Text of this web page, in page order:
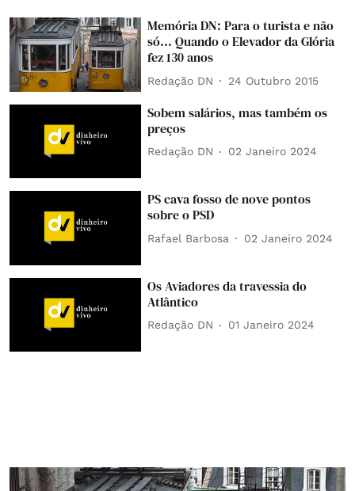
Memória DN: Para o turista e não
só... Quando o Elevador da Glória
fez 130 anos
Redação DN 24 Outubro 2015
Sobem salários, mas também os
preços
Redação DN 02 Janeiro 2024
PS cava fosso de nove pontos
sobre o PSD
Rafael Barbosa 02 Janeiro 2024
Os Aviadores da travessia do
Atlântico
Redação DN 01 Janeiro 2024